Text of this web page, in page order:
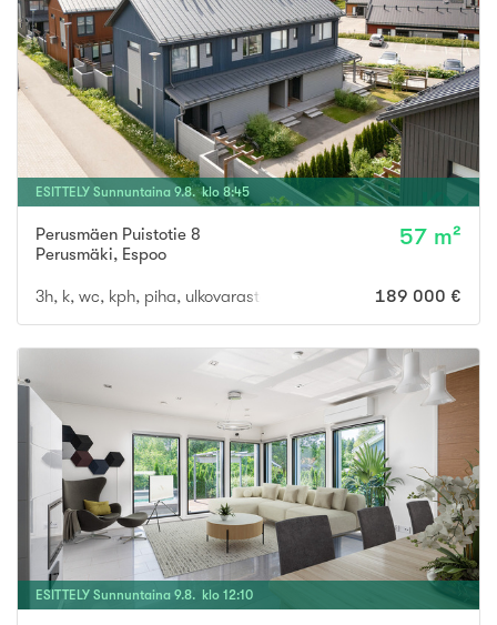
ESITTELY Sunnuntaina 9.8. klo 8:45
Perusmäen Puistotie 8
Perusmäki, Espoo
57 m²
3h, k, wc, kph, piha, ulkovarasto, 189 000 €
ESITTELY Sunnuntaina 9.8. klo 12:10